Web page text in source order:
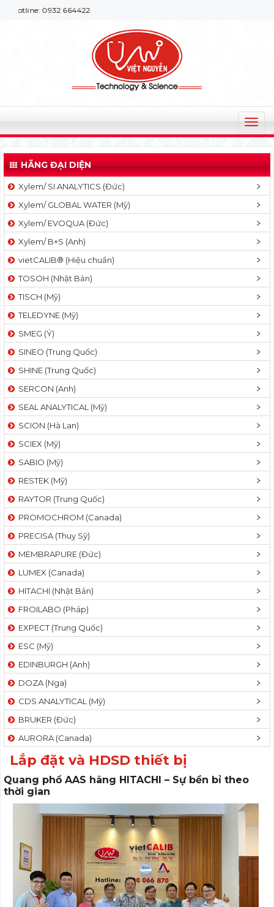
664422
T
o
g
l
v
a
t
n
HÃNG ĐẠI DIỆN
Xylem/ SI ANALYTICS (Đức)
Xylem/ GLOBAL WATER (Mỹ)
Xylem/ EVOQUA (Đức)
Xylem/ B+S (Anh)
vietCALIB® (Hiệu chuẩn)
TOSOH (Nhật Bản)
TISCH (Mỹ)
TELEDYNE (Mỹ)
SMEG (Ý)
SINEO (Trung Quốc)
SHINE (Trung Quốc)
SERCON (Anh)
SEAL ANALYTICAL (Mỹ)
SCION (Hà Lan)
SCIEX (Mỹ)
SABIO (Mỹ)
RESTEK (Mỹ)
RAYTOR (Trung Quốc)
PROMOCHROM (Canada)
PRECISA (Thuỵ Sỹ)
MEMBRAPURE (Đức)
LUMEX (Canada)
HITACHI (Nhật Bản)
FROILABO (Pháp)
EXPECT (Trung Quốc)
ESC (Mỹ)
EDINBURGH (Anh)
DOZA (Nga)
CDS ANALYTICAL (Mỹ)
BRUKER (Đức)
AURORA (Canada)
Lắp đặt và HDSD thiết bị
Quang phổ AAS hãng HITACHI – Sự bền bỉ theo
thời gian